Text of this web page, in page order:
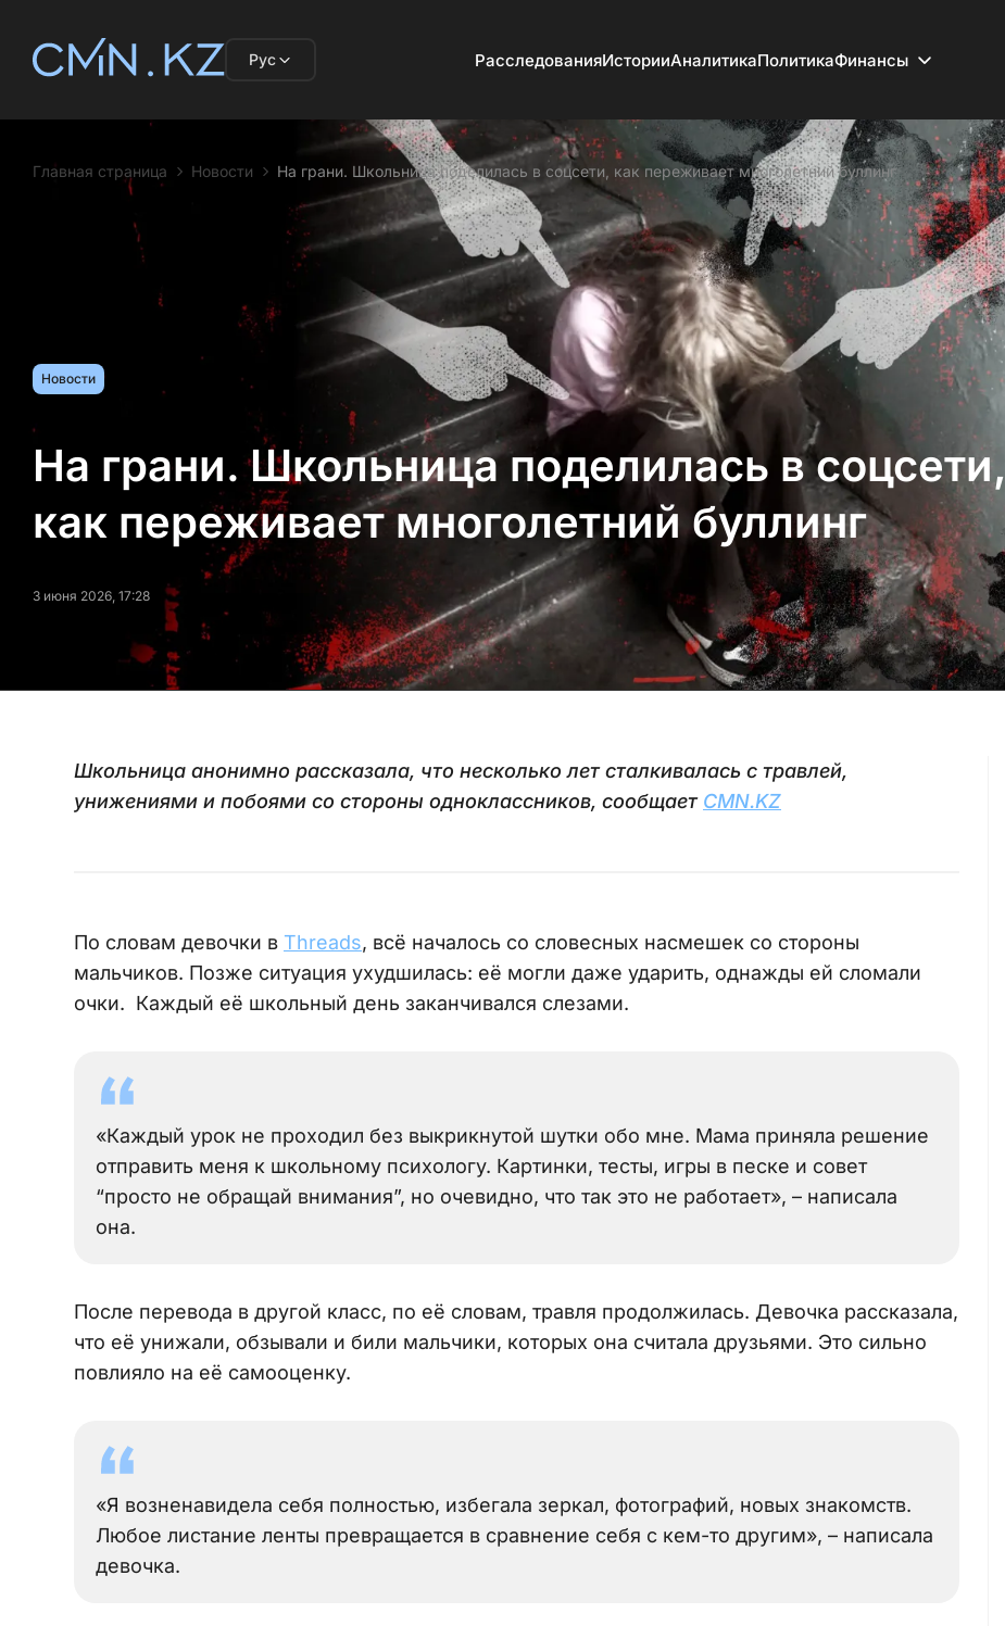
Рус РасследованияИсторииАналитикаПолитикаФинансы
Главная страница Новости На грани. Школьница поделилась в соцсети, как переживает многолетний буллинг
Новости
На грани. Школьница поделилась в соцсети,
как переживает многолетний буллинг
3 июня 2026, 17:28
Школьница анонимно рассказала, что несколько лет сталкивалась с травлей,
унижениями и побоями со стороны одноклассников, сообщает CMN.KZ
По словам девочки в Threads, всё началось со словесных насмешек со стороны
мальчиков. Позже ситуация ухудшилась: её могли даже ударить, однажды ей сломали
очки. Каждый её школьный день заканчивался слезами.
«Каждый урок не проходил без выкрикнутой шутки обо мне. Мама приняла решение
отправить меня к школьному психологу. Картинки, тесты, игры в песке и совет
“просто не обращай внимания”, но очевидно, что так это не работает», – написала
она.
После перевода в другой класс, по её словам, травля продолжилась. Девочка рассказала,
что её унижали, обзывали и били мальчики, которых она считала друзьями. Это сильно
повлияло на её самооценку.
«Я возненавидела себя полностью, избегала зеркал, фотографий, новых знакомств.
Любое листание ленты превращается в сравнение себя с кем-то другим», – написала
девочка.